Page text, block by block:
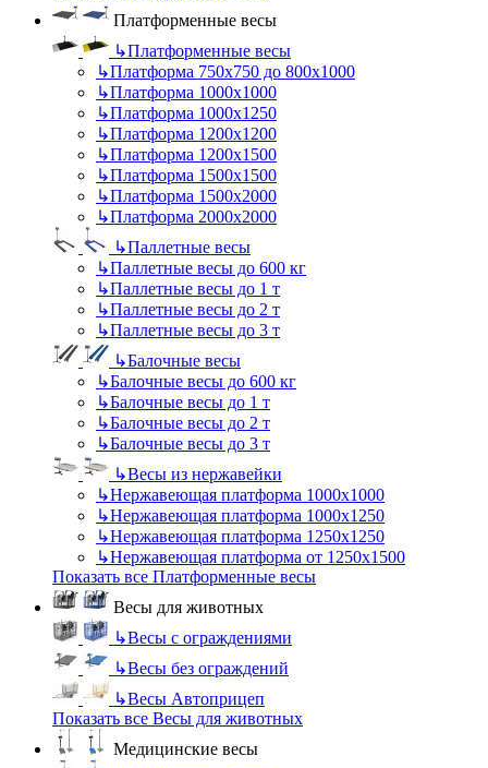
Платформенные весы
↳Платформенные весы
↳Платформа 750х750 до 800х1000
↳Платформа 1000х1000
↳Платформа 1000х1250
↳Платформа 1200х1200
↳Платформа 1200х1500
↳Платформа 1500х1500
↳Платформа 1500х2000
↳Платформа 2000х2000
↳Паллетные весы
↳Паллетные весы до 600 кг
↳Паллетные весы до 1 т
↳Паллетные весы до 2 т
↳Паллетные весы до 3 т
↳Балочные весы
↳Балочные весы до 600 кг
↳Балочные весы до 1 т
↳Балочные весы до 2 т
↳Балочные весы до 3 т
↳Весы из нержавейки
↳Нержавеющая платформа 1000х1000
↳Нержавеющая платформа 1000х1250
↳Нержавеющая платформа 1250х1250
↳Нержавеющая платформа от 1250х1500
Показать все Платформенные весы
Весы для животных
↳Весы с ограждениями
↳Весы без ограждений
↳Весы Автоприцеп
Показать все Весы для животных
Медицинские весы